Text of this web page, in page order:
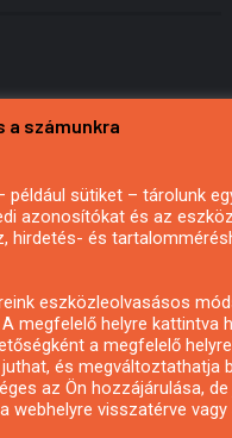
a számunkra
például sütiket – tárolunk
azonosítókat és az
hirdetés- és
eszközleolvasásos
megfelelő helyre
a megfelelő
és megváltoztathatja
az Ön hozzájárulása,
webhelyre visszatérve